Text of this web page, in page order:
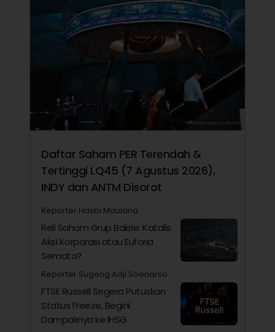
Daftar Saham PER Terendah &
Tertinggi LQ45 (7 Agustus 2026),
INDY dan ANTM Disorot
Reporter Hasbi Maulana
Reli Saham Grup Bakrie: Katalis
Aksi Korporasi atau Euforia
Semata?
Reporter Sugeng Adji Soenarso
FTSE Russell Segera Putuskan
Status Freeze, Begini
Dampaknya ke IHSG